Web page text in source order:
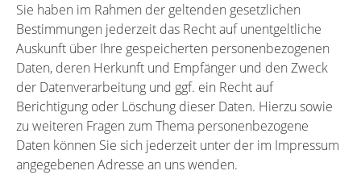
Sie haben im Rahmen der geltenden gesetzlichen
Bestimmungen jederzeit das Recht auf unentgeltliche
Auskunft über Ihre gespeicherten personenbezogenen
Daten, deren Herkunft und Empfänger und den Zweck
der Datenverarbeitung und ggf. ein Recht auf
Berichtigung oder Löschung dieser Daten. Hierzu sowie
zu weiteren Fragen zum Thema personenbezogene
Daten können Sie sich jederzeit unter der im Impressum
angegebenen Adresse an uns wenden.